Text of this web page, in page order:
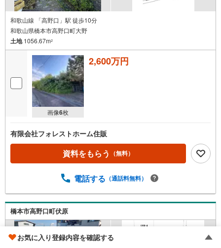
和歌山線 「高野口」駅 徒歩10分
和歌山県橋本市高野口町大野
土地1056.67m2
画像6枚
2,600万円
有限会社フォレストホーム住販
資料をもらう （無料）
電話する （通話料無料）
橋本市高野口町伏原
お気に入り登録内容を確認する